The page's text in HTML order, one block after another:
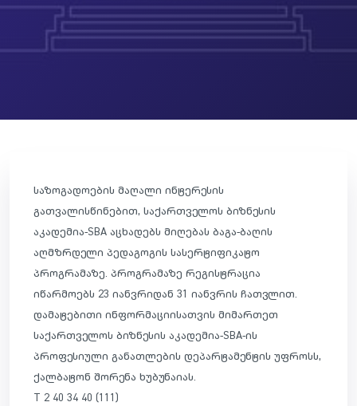
საზოგადოების მაღალი ინტერესის
გათვალისწინებით, საქართველოს ბიზნესის
აკადემია-SBA აცხადებს მიღებას ბაგა-ბაღის
აღმზრდელი პედაგოგის სასერტიფიკატო
პროგრამაზე. პროგრამაზე რეგისტრაცია
იწარმოებს 23 იანვრიდან 31 იანვრის ჩათვლით.
დამატებითი ინფორმაციისათვის მიმართეთ
საქართველოს ბიზნესის აკადემია-SBA-ის
პროფესიული განათლების დეპარტამენტის უფროსს,
ქალბატონ შორენა ხუბუნაიას.
T 2 40 34 40 (111)